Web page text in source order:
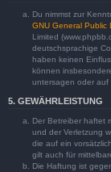
Du nimmst zur
GNU General Public
Limited
deutschsprachige
haben keinen
können
untersagen oder auf
5. GEWÄHRLEISTUNG
Der Betreiber haftet
und der Verletzung
die auf ein
gilt auch für
Die Haftung ist